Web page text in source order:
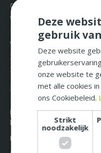
Dinsdag
Woensdag
Donderdag
Vrijdag
Zaterdag
Zondag
Extra openingstijden
Mis niet langer de
beste tuintips!
Meld u nu aan voor
Deze
gebruik
Deze website
onze website te
met alle cookies
ons Cookiebeleid.
Strikt
noodzakelijk